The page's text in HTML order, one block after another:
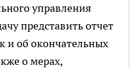
управления
представить отчет
и об окончательных
о мерах,